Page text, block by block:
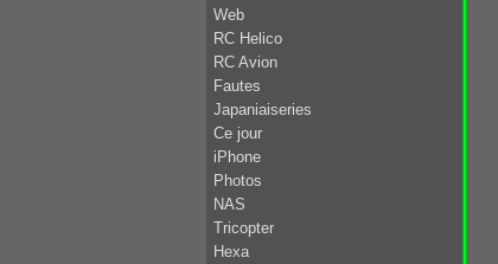
Web
RC Helico
RC Avion
Fautes
Japaniaiseries
Ce jour
iPhone
Photos
NAS
Tricopter
Hexa